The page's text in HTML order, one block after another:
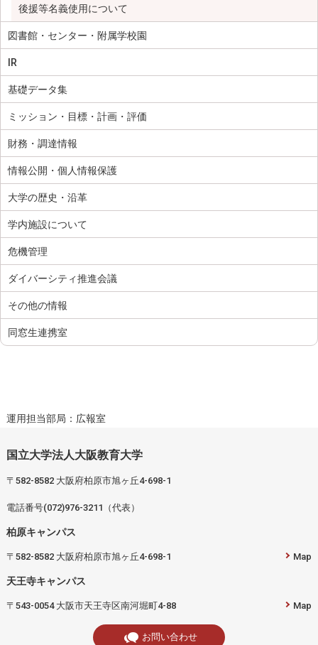
後援等名義使用について
図書館・センター・附属学校園
IR
基礎データ集
ミッション・目標・計画・評価
財務・調達情報
情報公開・個人情報保護
大学の歴史・沿革
学内施設について
危機管理
ダイバーシティ推進会議
その他の情報
同窓生連携室
運用担当部局：広報室
国立大学法人大阪教育大学
〒582-8582 大阪府柏原市旭ヶ丘4-698-1
電話番号(072)976-3211（代表）
柏原キャンパス
〒582-8582 大阪府柏原市旭ヶ丘4-698-1 Map
天王寺キャンパス
〒543-0054 大阪市天王寺区南河堀町4-88 Map
お問い合わせ